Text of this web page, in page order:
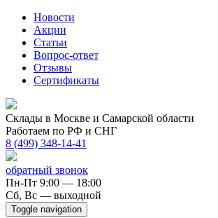
Новости
Акции
Статьи
Вопрос-ответ
Отзывы
Сертификаты
Склады в Москве и Самарской области
Работаем по РФ и СНГ
8 (499) 348-14-41
обратный звонок
Пн-Пт 9:00 — 18:00
Сб, Вс — выходной
Toggle navigation